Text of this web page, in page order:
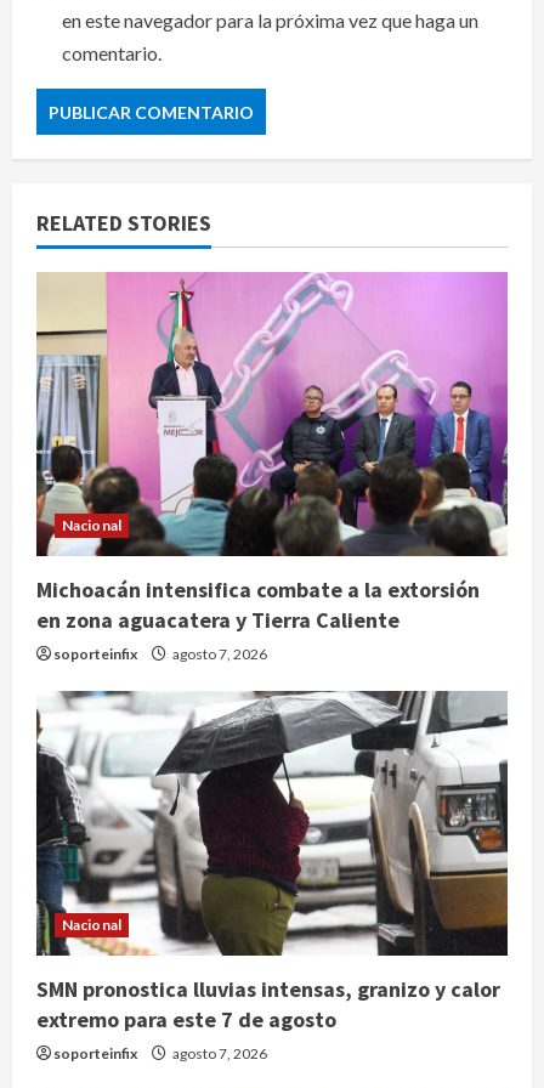
en este navegador para la próxima vez que haga un
comentario.
RELATED STORIES
Nacional
Michoacán intensifica combate a la extorsión
en zona aguacatera y Tierra Caliente
soporteinfix agosto 7, 2026
Nacional
SMN pronostica lluvias intensas, granizo y calor
extremo para este 7 de agosto
soporteinfix agosto 7, 2026
2
Nacional
SMN pronostica lluvias intensas,
de agosto
agosto 7, 2026